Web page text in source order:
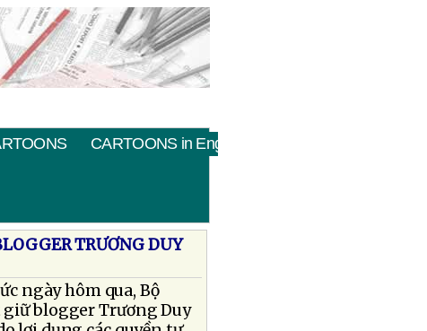
CARTOONS in English
TRƯƠNG DUY
ngày hôm qua, Bộ
giữ blogger Trương Duy